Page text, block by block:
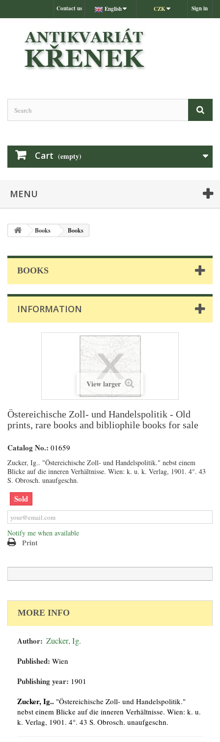
Sign in
CZK
English
Contact us
Cart (empty)
MENU
Books Books
BOOKS
INFORMATION
View larger
Östereichische Zoll- und Handelspolitik - Old
prints, rare books and bibliophile books for sale
Catalog No.: 01659
Zucker, Ig.. "Östereichische Zoll- und Handelspolitik." nebst einem
Blicke auf die inneren Verhältnisse. Wien: k. u. k. Verlag, 1901. 4°. 43
S. Obrosch. unaufgeschn.
Sold
Notify me when available
Print
MORE INFO
Author: Zucker, Ig.
Published: Wien
Publishing year: 1901
Zucker, Ig.. "Östereichische Zoll- und Handelspolitik."
nebst einem Blicke auf die inneren Verhältnisse. Wien: k. u.
k. Verlag, 1901. 4°. 43 S. Obrosch. unaufgeschn.